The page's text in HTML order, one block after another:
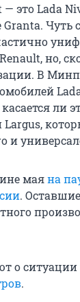
это Lada
Granta. Чуть
но,
В
ли
Largus,
и
маяна
.
о ситуации
.